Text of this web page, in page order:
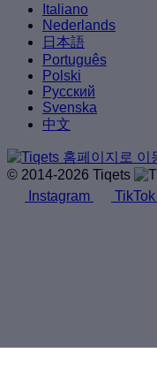
Italiano
Nederlands
日本語
Português
Polski
Русский
Svenska
中文
© 2014-2026 Tiqets
Instagram
TikTok